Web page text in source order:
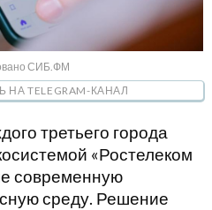
СИБ.ФМ
TELEGRAM-КАНАЛ
третьего города
«Ростелеком
современную
среду. Решение